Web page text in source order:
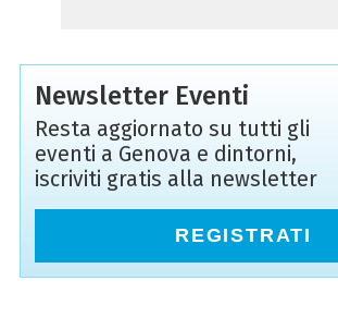
Newsletter Eventi
Resta aggiornato su tutti gli
eventi a Genova e dintorni,
iscriviti gratis alla newsletter
REGISTRATI